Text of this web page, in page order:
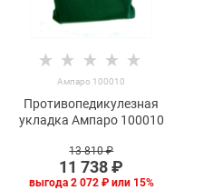
Ампаро 100010
Противопедикулезная
укладка Ампаро 100010
13 810 ₽
11 738 ₽
выгода 2 072 ₽или 15%